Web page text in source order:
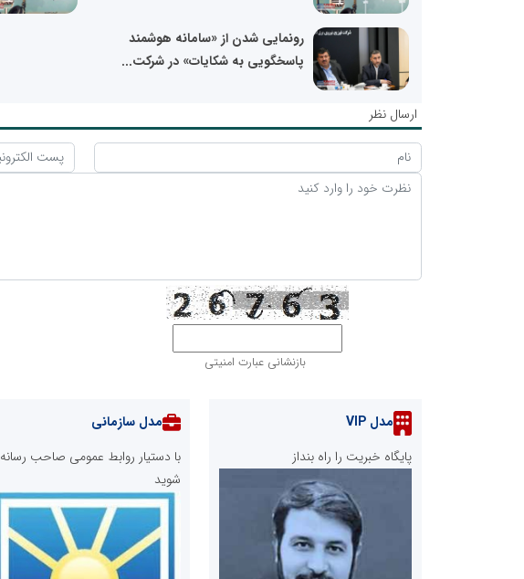
رونمایی شدن از «سامانه هوشمند
پاسخگویی به شکایات» در شرکت...
ارسال نظر
بازنشانی عبارت امنیتی
مدل VIP
پایگاه خبریت را راه بنداز
مدل سازمانی
با دستیار روابط عمومی صاحب رسانه
شوید